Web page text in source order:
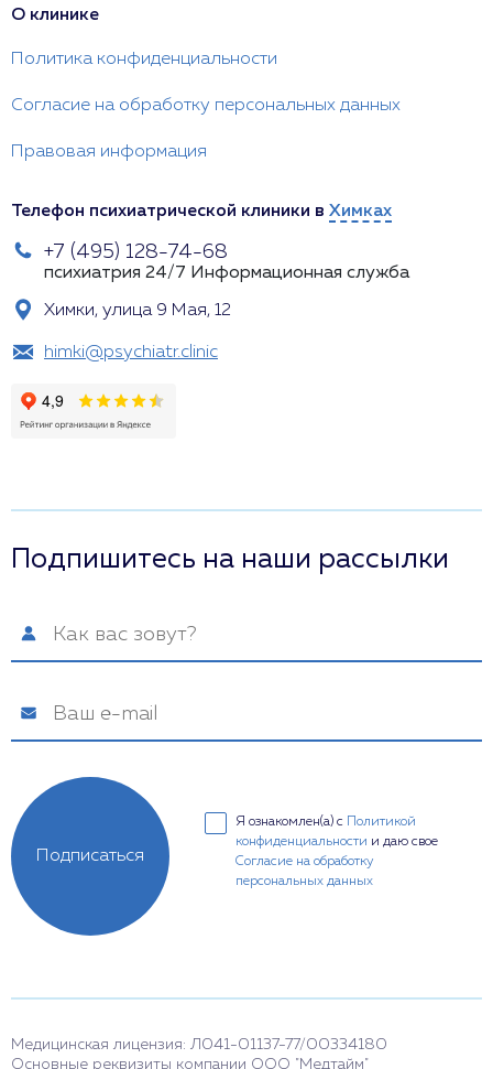
О клинике
Политика конфиденциальности
Согласие на обработку персональных данных
Правовая информация
Телефон психиатрической клиники в Химках
+7 (495) 128-74-68
психиатрия 24/7 Информационная служба
Химки, улица 9 Мая, 12
himki@psychiatr.clinic
Подпишитесь на наши рассылки
Я ознакомлен(а) с
Политикой
конфиденциальности и даю свое
Согласие на обработку
персональных данных
Подписаться
Медицинская лицензия: Л041-01137-77/00334180
Основные реквизиты компании ООО "Медтайм"